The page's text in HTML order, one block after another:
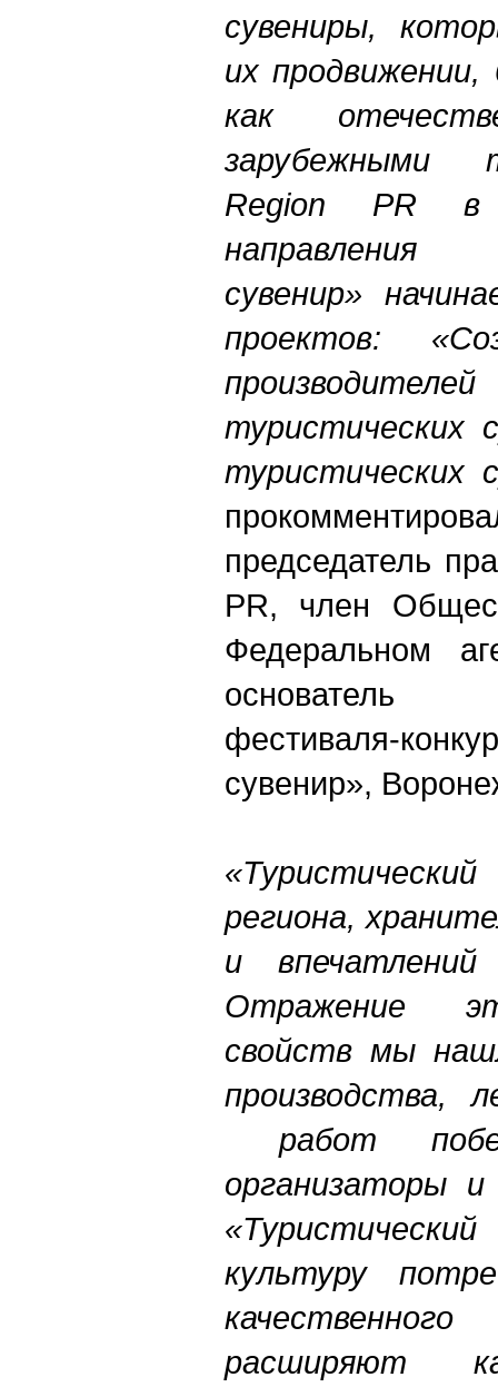
сувениры,
их
как
зарубежными
Region PR в
направления
сувенир»
проектов:
туристических
туристических
председатель
PR, член
Федеральном
основатель
фестиваля-
сувенир»,
региона,
и впечатлений
Отражение
свойств мы
производства,
работ
организаторы и
культуру
расширяют